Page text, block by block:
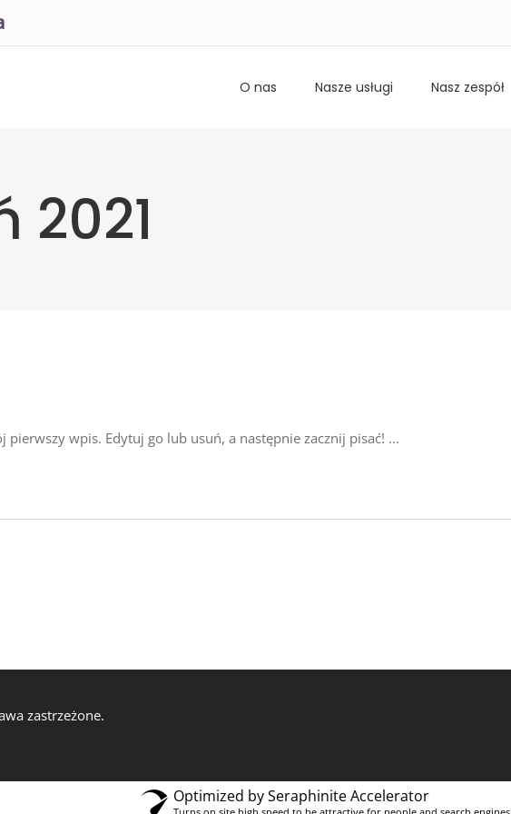
O nas Nasze usługi Nasz zespół
2021
pierwszy wpis. Edytuj go lub usuń, a następnie zacznij pisać!
zastrzeżone.
Optimized by Seraphinite Accelerator
Turns on site high speed to be attractive for people and search engines.